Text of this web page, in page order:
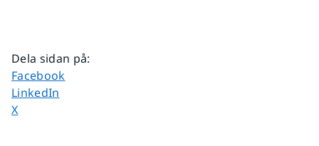
Dela sidan på:
Dela sidan på
Facebook
Dela sidan på
LinkedIn
Dela sidan på
X